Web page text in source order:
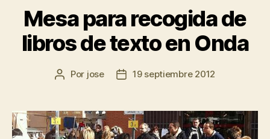
Mesa para recogida de
libros de texto en Onda
Por jose 19 septiembre 2012